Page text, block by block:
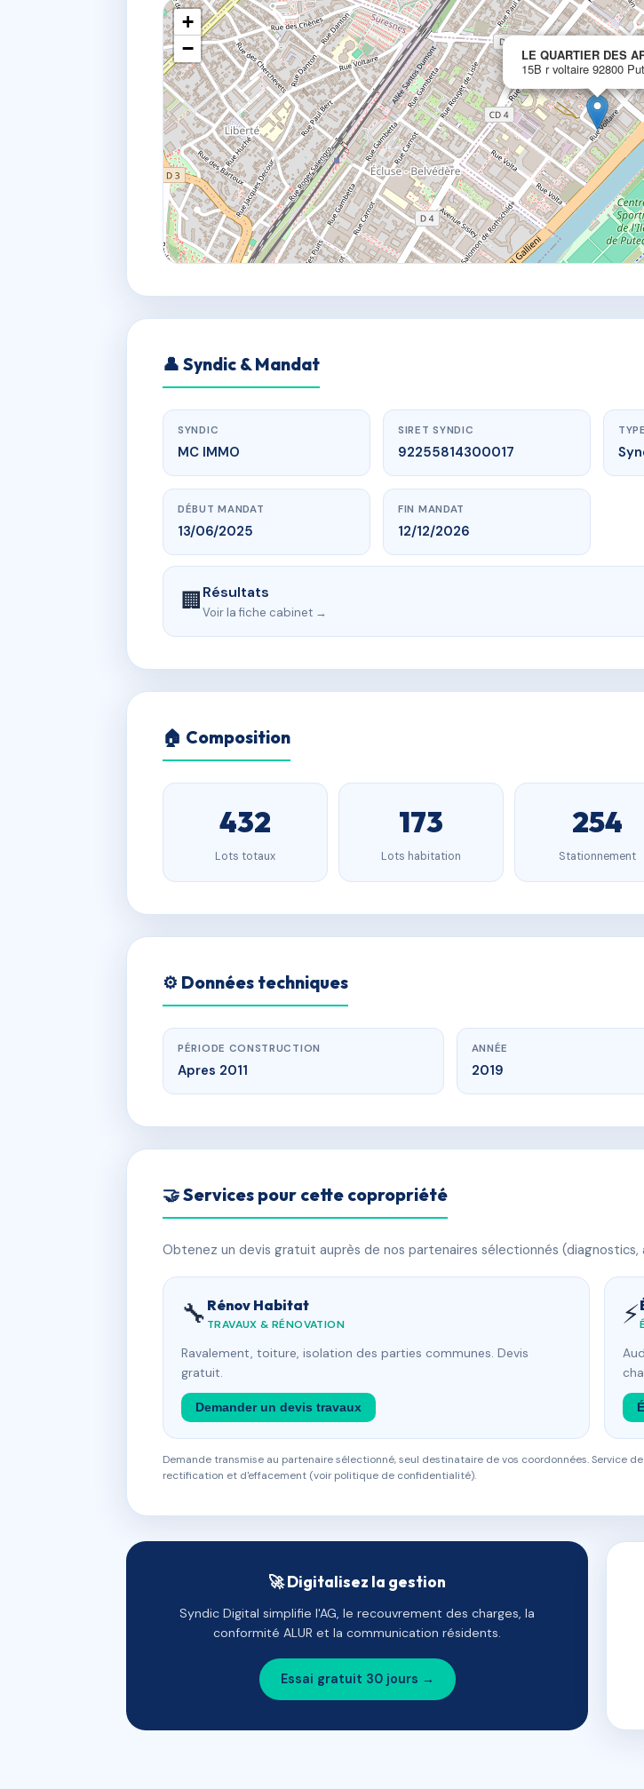
www.vme.plus/AF8736795
LE QUARTIER DES ARTS
15B r voltaire92800 Puteaux
LE QUARTIER DES
15B r voltaire 92800
+
−
👤 Syndic & Mandat
SYNDIC
MC IMMO
SIRET SYNDIC
92255814300017
TYPE
DÉBUT MANDAT
13/06/2025
FIN MANDAT
12/12/2026
🏢Résultats
Voir la fiche cabinet →
🏠 Composition
432
Lots totaux
173
Lots habitation
254
Stationnement
⚙️ Données techniques
PÉRIODE CONSTRUCTION
Apres 2011
ANNÉE
2019
🤝 Services pour cette copropriété
Obtenez un devis gratuit auprès de nos partenaires sélectionnés (diagnostics,
🔧 Rénov Habitat
TRAVAUX & RÉNOVATION
Ravalement, toiture, isolation des parties communes. Devis
gratuit.
Demander un devis travaux
⚡
Demande transmise au partenaire sélectionné, seul destinataire de vos coordonnées. Service
rectification et d'effacement (voir politique de confidentialité).
🚀 Digitalisez la gestion
Syndic Digital simplifie l'AG, le recouvrement des charges, la
conformité ALUR et la communication résidents.
Essai gratuit 30 jours →